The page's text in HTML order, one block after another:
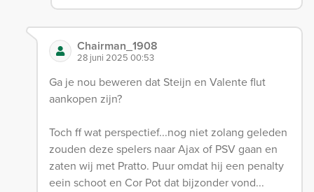
Chairman_1908
28 juni 2025 00:53
Ga je nou beweren dat Steijn en Valente flut
aankopen zijn?
Toch ff wat perspectief...nog niet zolang geleden
zouden deze spelers naar Ajax of PSV gaan en
zaten wij met Pratto. Puur omdat hij een penalty
eein schoot en Cor Pot dat bijzonder vond...